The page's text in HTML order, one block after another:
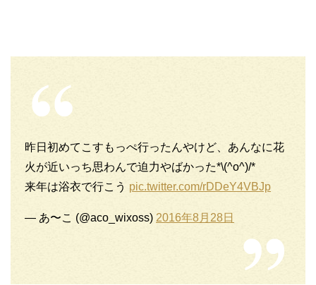
昨日初めてこすもっぺ行ったんやけど、あんなに花
火が近いっち思わんで迫力やばかった*\(^o^)/*
来年は浴衣で行こう pic.twitter.com/rDDeY4VBJp
— あ〜こ (@aco_wixoss) 2016年8月28日